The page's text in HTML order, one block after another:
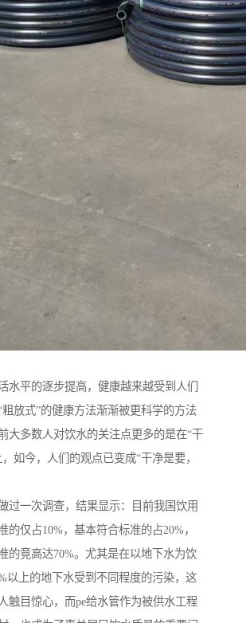
水平的逐步提高，健康越来越受到人们
粗放式”的健康方法渐渐被更科学的方法
大多数人对饮水的关注点更多的是在“干
如今，人们的观点已变成“干净是要，
过一次调查，结果显示：目前我国饮用
的仅占10%，基本符合标准的占20%，
的竟高达70%。尤其是在以地下水为饮
以上的地下水受到不同程度的污染，这
触目惊心，而pe给水管作为被供水工程